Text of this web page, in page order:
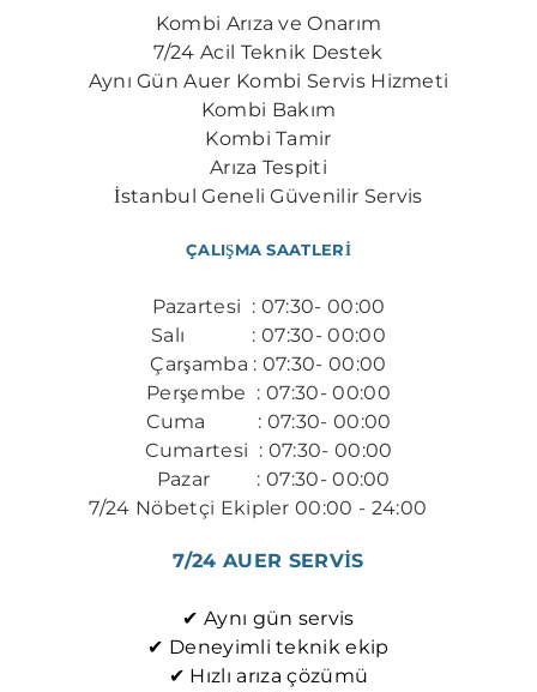
Kombi Arıza ve Onarım
7/24 Acil Teknik Destek
​Aynı Gün Auer Kombi Servis Hizmeti
Kombi Bakım
Kombi Tamir
Arıza Tespiti
İstanbul Geneli Güvenilir Servis
ÇALIŞMA SAATLERİ
Pazartesi : 07:30- 00:00
Salı : 07:30- 00:00
Çarşamba : 07:30- 00:00
Perşembe : 07:30- 00:00
​Cuma : 07:30- 00:00
Cumartesi : 07:30- 00:00
Pazar : 07:30- 00:00
7/24 Nöbetçi Ekipler 00:00 - 24:00
7/24 AUER SERVİS
✔ Aynı gün servis
✔ Deneyimli teknik ekip
✔ Hızlı arıza çözümü